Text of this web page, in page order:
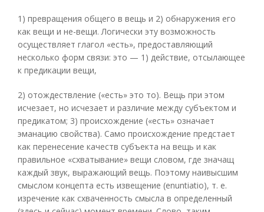
1) превращения общего в вещь и 2) обнаружения его
как вещи и не-вещи. Логически эту возможность
осуществляет глагол «есть», предоставляющий
несколько форм связи: это — 1) действие, отсылающее
к предикации вещи,
2) отождествление («есть» это то). Вещь при этом
исчезает, но исчезает и различие между субъектом и
предикатом; 3) происхождение («есть» означает
эманацию свойства). Само происхождение предстает
как перенесение качеств субъекта на вещь и как
правильное «схватывание» вещи словом, где значащ
каждый звук, выражающий вещь. Поэтому наивысшим
смыслом концепта есть извещение (enuntiatio), т. е.
изречение как схваченность смысла в определенный